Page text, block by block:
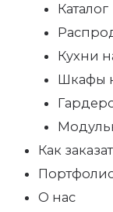
Каталог
Кухни
Шкафы
Как
О нас